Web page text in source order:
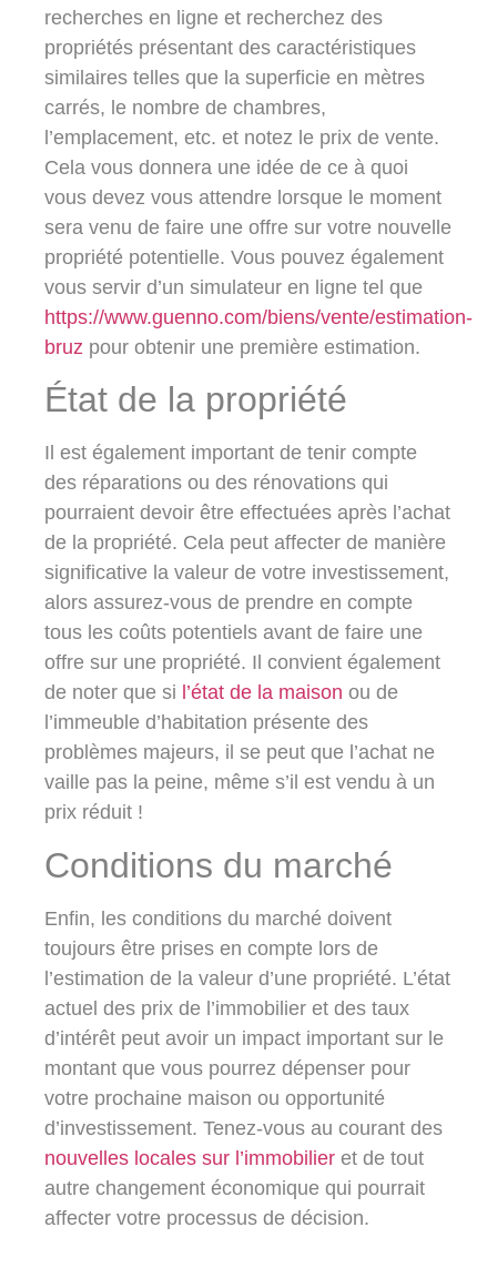
recherches en ligne et recherchez des
propriétés présentant des caractéristiques
similaires telles que la superficie en mètres
carrés, le nombre de chambres,
l’emplacement, etc. et notez le prix de vente.
Cela vous donnera une idée de ce à quoi
vous devez vous attendre lorsque le moment
sera venu de faire une offre sur votre nouvelle
propriété potentielle. Vous pouvez également
vous servir d’un simulateur en ligne tel que
https://www.guenno.com/biens/vente/estimation-
bruz pour obtenir une première estimation.
État de la propriété
Il est également important de tenir compte
des réparations ou des rénovations qui
pourraient devoir être effectuées après l’achat
de la propriété. Cela peut affecter de manière
significative la valeur de votre investissement,
alors assurez-vous de prendre en compte
tous les coûts potentiels avant de faire une
offre sur une propriété. Il convient également
de noter que si l’état de la maison ou de
l’immeuble d’habitation présente des
problèmes majeurs, il se peut que l’achat ne
vaille pas la peine, même s’il est vendu à un
prix réduit !
Conditions du marché
Enfin, les conditions du marché doivent
toujours être prises en compte lors de
l’estimation de la valeur d’une propriété. L’état
actuel des prix de l’immobilier et des taux
d’intérêt peut avoir un impact important sur le
montant que vous pourrez dépenser pour
votre prochaine maison ou opportunité
d’investissement. Tenez-vous au courant des
nouvelles locales sur l’immobilier et de tout
autre changement économique qui pourrait
affecter votre processus de décision.